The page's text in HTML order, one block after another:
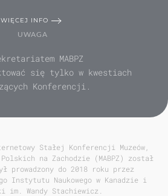
WIĘCEJ INFO
UWAGA
MABPZ
się tylko w kwestiach
Konferencji.
Stałej Konferencji Muzeów,
na Zachodzie (MABPZ) został
prowadzony do 2018 roku przez
Instytutu Naukowego w Kanadzie i
im. Wandy Stachiewicz.